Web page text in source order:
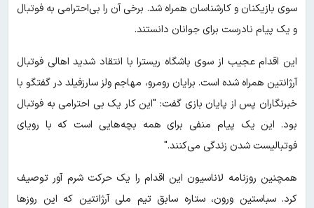
سوی بازیکنان و کارشناسان همراه شد. برخی آن را بی‌احترامی به فوتبال
و یک پیام نادرست برای جوانان دانستند.
این اقدام عجیب از سوی باشگاه ریسترا با انتقاد شدید اهالی فوتبال
آرژانتین همراه شده است. برایان رومرو، مهاجم ولز سارزفیلد در گفتگو با
خبرنگاران پس از پایان بازی گفت: "این کار یک بی احترامی به فوتبال
بود. این یک پیام منفی برای همه بچه‌هایی است که با رویای
فوتبالیست شدن زندگی می‌کنند."
همچنین روزنامه لاناسیون این اقدام را یک حرکت شرم آور توصیف
کرد. سباستین ورون، ستاره سابق تیم ملی آرژانتین که این روزها